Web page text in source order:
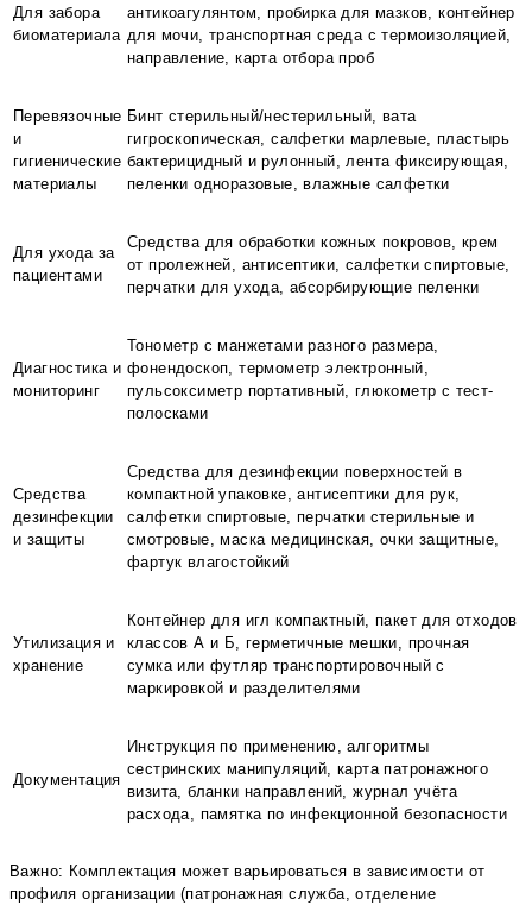
Для забора
биоматериала
антикоагулянтом, пробирка для мазков, контейнер
для мочи, транспортная среда с термоизоляцией,
направление, карта отбора проб
Перевязочные
и
гигиенические
материалы
Бинт стерильный/нестерильный, вата
гигроскопическая, салфетки марлевые, пластырь
бактерицидный и рулонный, лента фиксирующая,
пеленки одноразовые, влажные салфетки
Для ухода за
пациентами
Средства для обработки кожных покровов, крем
от пролежней, антисептики, салфетки спиртовые,
перчатки для ухода, абсорбирующие пеленки
Диагностика и
мониторинг
Тонометр с манжетами разного размера,
фонендоскоп, термометр электронный,
пульсоксиметр портативный, глюкометр с тест-
полосками
Средства
дезинфекции
и защиты
Средства для дезинфекции поверхностей в
компактной упаковке, антисептики для рук,
салфетки спиртовые, перчатки стерильные и
смотровые, маска медицинская, очки защитные,
фартук влагостойкий
Утилизация и
хранение
Контейнер для игл компактный, пакет для отходов
классов А и Б, герметичные мешки, прочная
сумка или футляр транспортировочный с
маркировкой и разделителями
Документация
Инструкция по применению, алгоритмы
сестринских манипуляций, карта патронажного
визита, бланки направлений, журнал учёта
расхода, памятка по инфекционной безопасности
Важно: Комплектация может варьироваться в зависимости от
профиля организации (патронажная служба, отделение